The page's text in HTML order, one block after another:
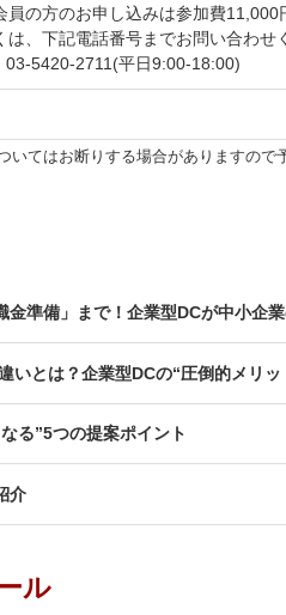
の方のお申し込みは参加費11,000
は、下記電話番号までお問い合わせ
03-5420-2711(平日9:00-18:00)
てはお断りする場合がありますので
金準備」まで！企業型DCが中小企
いとは？企業型DCの“圧倒的メリッ
る”5つの提案ポイント
介
ル